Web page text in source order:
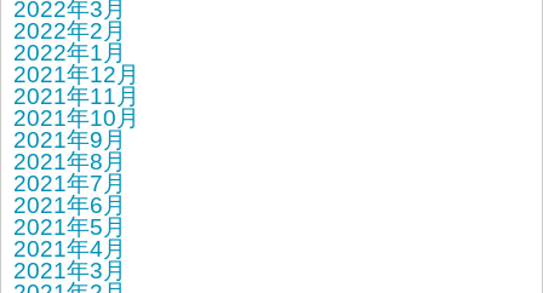
2022年3月
2022年2月
2022年1月
2021年12月
2021年11月
2021年10月
2021年9月
2021年8月
2021年7月
2021年6月
2021年5月
2021年4月
2021年3月